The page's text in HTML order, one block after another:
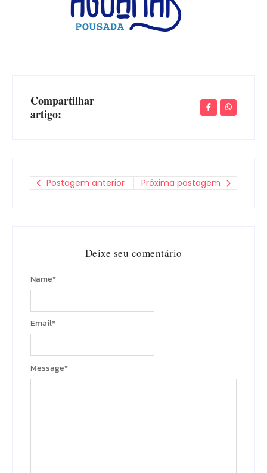
Compartilhar
artigo:
Postagem anterior Próxima postagem
Deixe seu comentário
Message*
Name*
Email*